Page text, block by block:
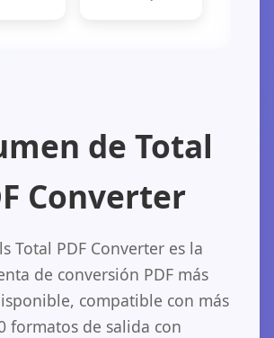
de Total
Converter
Total PDF Converter es la
de conversión PDF más
compatible con más
formatos de salida con